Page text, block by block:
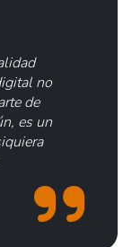
no
de
es un